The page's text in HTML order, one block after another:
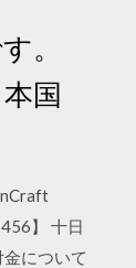
。
国
】 十日
について